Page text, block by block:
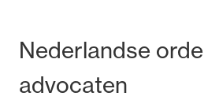
Bezoek- en
Nederlandse orde
advocaten